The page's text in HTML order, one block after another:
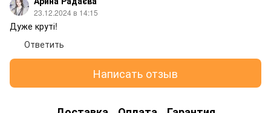
23.12.2024 в 14:15
Дуже круті!
Ответить
Написать отзыв